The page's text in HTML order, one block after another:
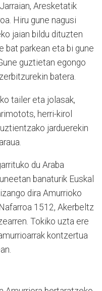
Aresketatik
Hiru gune nagusi
jaian bildu dituzten
bat parkean eta bi gune
guztietan egongo
batera.
tailer eta jolasak,
herri-kirol
jarduerekin
du Araba
banaturik Euskal
dira Amurrioko
1512, Akerbeltz
Tokiko uzta ere
kontzertua